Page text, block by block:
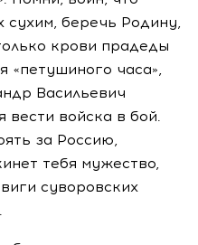
сухим, беречь Родину,
крови прадеды
«петушиного часа»,
Васильевич
вести войска в бой.
за Россию,
тебя мужество,
суворовских